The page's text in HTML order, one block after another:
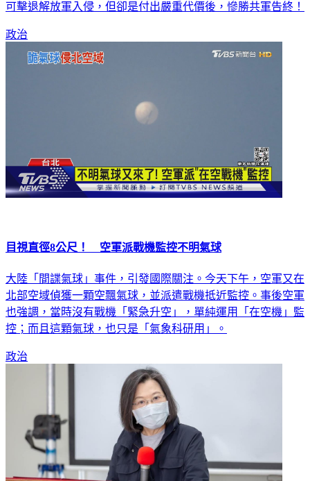
可擊退解放軍入侵，但卻是付出嚴重代價後，慘勝共軍告終！
政治
目視直徑8公尺！ 空軍派戰機監控不明氣球
大陸「間諜氣球」事件，引發國際關注。今天下午，空軍又在
北部空域偵獲一顆空飄氣球，並派遣戰機抵近監控。事後空軍
也強調，當時沒有戰機「緊急升空」，單純運用「在空機」監
控；而且這顆氣球，也只是「氣象科研用」。
政治